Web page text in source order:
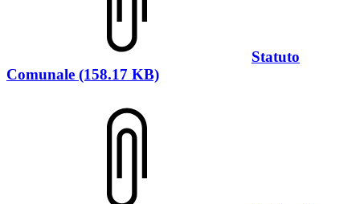
Statuto
Comunale (158.17 KB)